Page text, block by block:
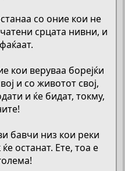
со оние кои не
срцата нивни, и
кои веруваа борејќи
и со животот свој,
и ќе бидат, токму,
бавчи низ кои реки
останат. Ете, тоа е